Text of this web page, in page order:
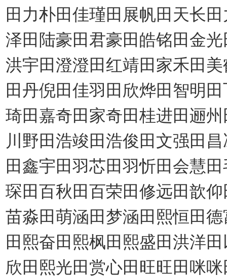
田力朴田佳瑾田展帆田天长
泽田陆豪田君豪田皓铭田金
洪宇田澄澄田红靖田家禾田
田丹倪田佳羽田欣烨田智明
琦田嘉奇田家奇田桂进田逦
川野田浩竣田浩俊田文强田
田鑫宇田羽芯田羽忻田会慧
琛田百秋田百荣田修远田歆
苗淼田萌涵田梦涵田熙恒田
田熙奋田熙枫田熙盛田洪洋
欣田熙光田赏心田旺旺田咪